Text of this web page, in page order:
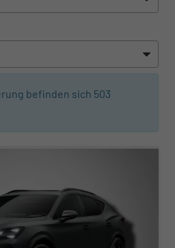
befinden sich 503